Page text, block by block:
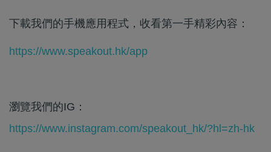
下載我們的手機應用程式，收看第一手精彩內容：
https://www.speakout.hk/app
瀏覽我們的IG：
https://www.instagram.com/speakout_hk/?hl=zh-hk